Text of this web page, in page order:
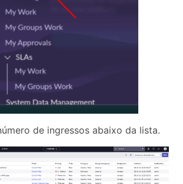
de ingressos abaixo da lista.